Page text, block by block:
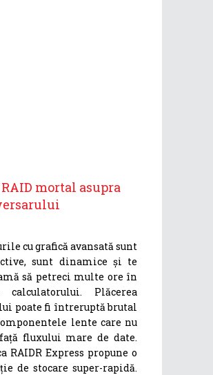
mortal asupra
cu grafică avansată sunt
sunt dinamice și te
să petreci multe ore în
calculatorului. Plăcerea
poate fi întreruptă brutal
lente care nu
fluxului mare de date.
RAIDR Express propune o
de stocare super-rapidă.